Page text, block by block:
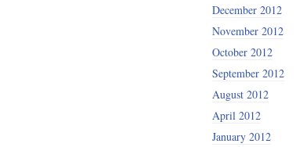
December 2012
November 2012
October 2012
September 2012
August 2012
April 2012
January 2012